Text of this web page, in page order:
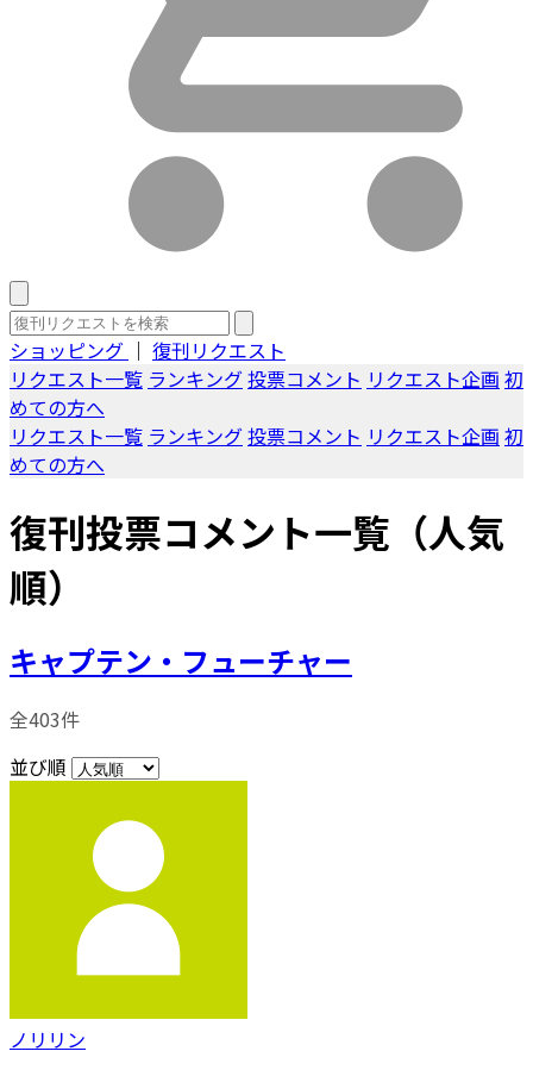
ショッピング ｜ 復刊リクエスト
リクエスト一覧 ランキング投票コメント リクエスト企画 初
めての方へ
リクエスト一覧 ランキング投票コメント リクエスト企画 初
めての方へ
復刊投票コメント一覧（人気
順）
キャプテン・フューチャー
全403件
並び順
ノリリン